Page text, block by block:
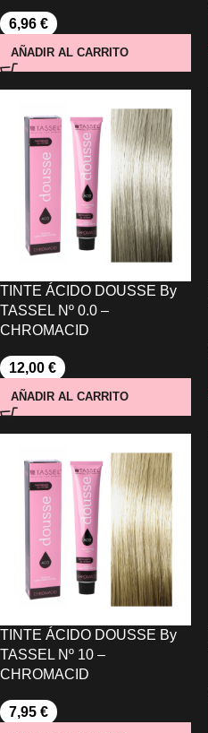
6,96 €
AÑADIR AL CARRITO
TINTE ÁCIDO DOUSSE By
TASSEL Nº 0.0 –
CHROMACID
12,00 €
AÑADIR AL CARRITO
TINTE ÁCIDO DOUSSE By
TASSEL Nº 10 –
CHROMACID
7,95 €